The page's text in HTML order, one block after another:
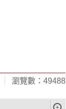
瀏覽數：49488